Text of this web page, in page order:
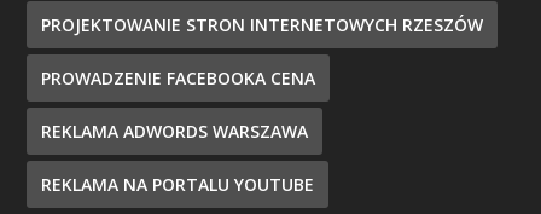
PROJEKTOWANIE STRON INTERNETOWYCH RZESZÓW
PROWADZENIE FACEBOOKA CENA
REKLAMA ADWORDS WARSZAWA
REKLAMA NA PORTALU YOUTUBE